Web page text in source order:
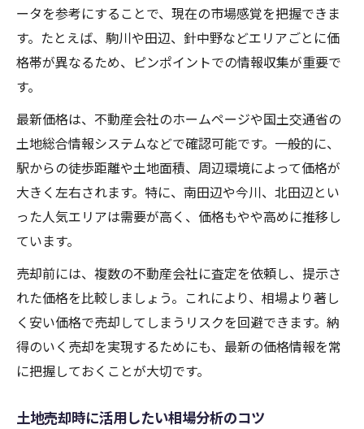
ータを参考にすることで、現在の市場感覚を把握できま
す。たとえば、駒川や田辺、針中野などエリアごとに価
格帯が異なるため、ピンポイントでの情報収集が重要で
す。
最新価格は、不動産会社のホームページや国土交通省の
土地総合情報システムなどで確認可能です。一般的に、
駅からの徒歩距離や土地面積、周辺環境によって価格が
大きく左右されます。特に、南田辺や今川、北田辺とい
った人気エリアは需要が高く、価格もやや高めに推移し
ています。
売却前には、複数の不動産会社に査定を依頼し、提示さ
れた価格を比較しましょう。これにより、相場より著し
く安い価格で売却してしまうリスクを回避できます。納
得のいく売却を実現するためにも、最新の価格情報を常
に把握しておくことが大切です。
土地売却時に活用したい相場分析のコツ